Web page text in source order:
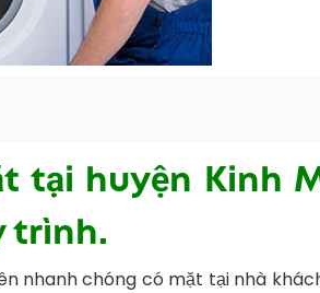
tại huyện Kinh
trình.
nhanh chóng có mặt tại nhà